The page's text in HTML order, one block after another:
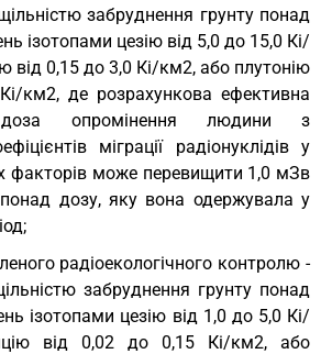
забруднення грунту понад
ізотопами цезію від 5,0 до 15,0 Кі/
від 0,15 до 3,0 Кі/км2, або плутонію
км2, де розрахункова ефективна
доза опромінення людини з
міграції радіонуклідів у
факторів може перевищити 1,0 мЗв
дозу, яку вона одержувала у
радіоекологічного контролю -
забруднення грунту понад
ізотопами цезію від 1,0 до 5,0 Кі/
від 0,02 до 0,15 Кі/км2, або